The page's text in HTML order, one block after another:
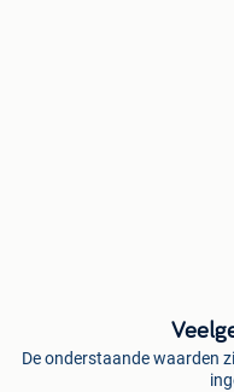
De onderstaande waarden